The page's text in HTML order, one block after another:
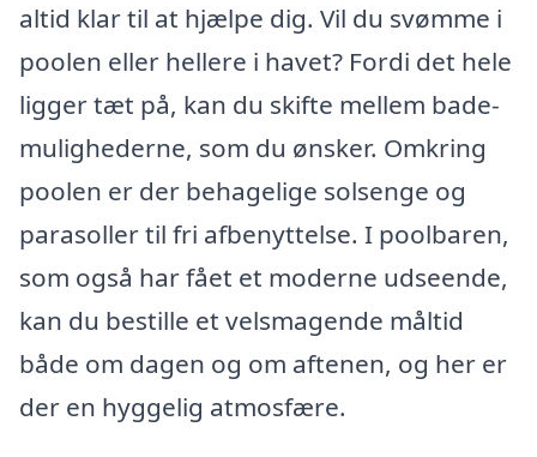
altid klar til at hjælpe dig. Vil du svømme i
poolen eller hellere i havet? Fordi det hele
ligger tæt på, kan du skifte mellem bade-
mulighederne, som du ønsker. Omkring
poolen er der behagelige solsenge og
parasoller til fri afbenyttelse. I poolbaren,
som også har fået et moderne udseende,
kan du bestille et velsmagende måltid
både om dagen og om aftenen, og her er
der en hyggelig atmosfære.